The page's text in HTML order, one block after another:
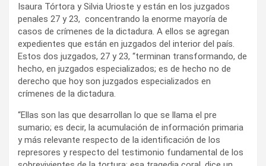
Isaura Tórtora y Silvia Urioste y están en los juzgados
penales 27 y 23, concentrando la enorme mayoría de
casos de crímenes de la dictadura. A ellos se agregan
expedientes que están en juzgados del interior del país.
Estos dos juzgados, 27 y 23, “terminan transformando, de
hecho, en juzgados especializados; es de hecho no de
derecho que hoy son juzgados especializados en
crímenes de la dictadura.
“Ellas son las que desarrollan lo que se llama el pre
sumario; es decir, la acumulación de información primaria
y más relevante respecto de la identificación de los
represores y respecto del testimonio fundamental de los